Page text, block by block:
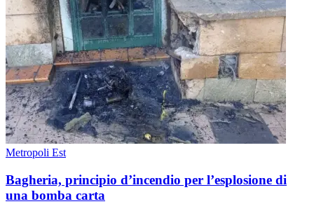
Metropoli Est
Bagheria, principio d’incendio per l’esplosione di
una bomba carta